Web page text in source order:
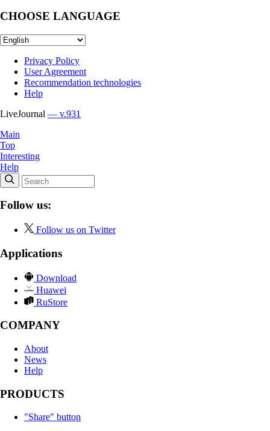
CHOOSE LANGUAGE
Privacy Policy
User Agreement
Recommendation technologies
Help
LiveJournal — v.931
Main
Top
Interesting
Help
Follow us:
Follow us on Twitter
Applications
Download
Huawei
RuStore
COMPANY
About
News
Help
PRODUCTS
"Share" button